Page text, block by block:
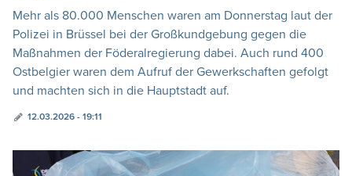
Mehr als 80.000 Menschen waren am Donnerstag laut der
Polizei in Brüssel bei der Großkundgebung gegen die
Maßnahmen der Föderalregierung dabei. Auch rund 400
Ostbelgier waren dem Aufruf der Gewerkschaften gefolgt
und machten sich in die Hauptstadt auf.
12.03.2026 - 19:11